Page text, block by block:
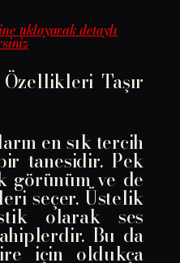
tıklayarak detaylı
Taşır
en sık tercih
tanesidir. Pek
görünüm ve de
seçer. Üstelik
olarak ses
Bu da
için oldukça